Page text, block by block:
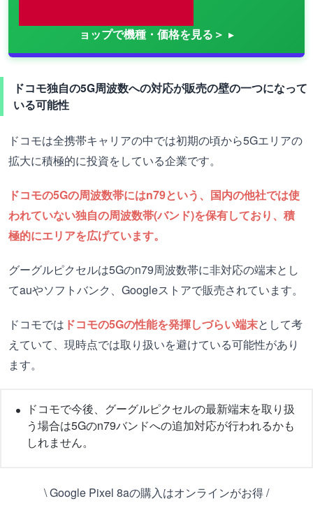
ョップで機種・価格を見る＞
ドコモ独自の5G周波数への対応が販売の壁の一つになって
いる可能性
ドコモは全携帯キャリアの中では初期の頃から5Gエリアの
拡大に積極的に投資をしている企業です。
ドコモの5Gの周波数帯にはn79という、国内の他社では使
われていない独自の周波数帯(バンド)を保有しており、積
極的にエリアを広げています。
グーグルピクセルは5Gのn79周波数帯に非対応の端末とし
てauやソフトバンク、Googleストアで販売されています。
ドコモでは ドコモの5Gの性能を発揮しづらい端末として考
えていて、現時点では取り扱いを避けている可能性があり
ます。
ドコモで今後、グーグルピクセルの最新端末を取り扱
う場合は5Gのn79バンドへの追加対応が行われるかも
しれません。
\ Google Pixel 8aの購入はオンラインがお得 /